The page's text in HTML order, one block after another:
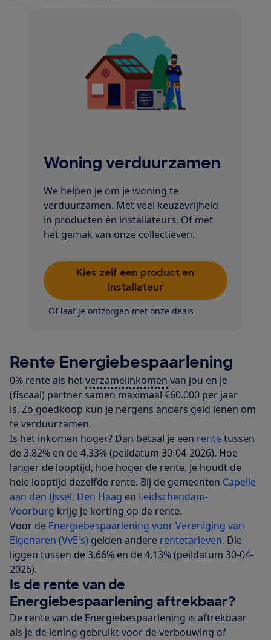
Woning verduurzamen
We helpen je om je woning te
verduurzamen. Met veel keuzevrijheid
in producten én installateurs. Of met
het gemak van onze collectieven.
Kies zelf een product en
installateur
Of laat je ontzorgen met onze deals
Rente Energiebespaarlening
0% rente als hetverzamelinkomen van jou en je
(fiscaal) partner samen maximaal €60.000 per jaar
is. Zo goedkoop kun je nergens anders geld lenen om
te verduurzamen.
Is het inkomen hoger? Dan betaal je een rentetussen
de 3,82% en de 4,33% (peildatum 30-04-2026). Hoe
langer de looptijd, hoe hoger de rente. Je houdt de
hele looptijd dezelfde rente. Bij de gemeenten Capelle
aan den IJssel, Den Haag en Leidschendam-
Voorburg krijg je korting op de rente.
Voor de Energiebespaarlening voor Vereniging van
Eigenaren (VvE's) gelden andere rentetarieven. Die
liggen tussen de 3,66% en de 4,13% (peildatum 30-04-
2026).
Is de rente van de
Energiebespaarlening aftrekbaar?
De rente van de Energiebespaarlening is aftrekbaar
als je de lening gebruikt voor de verbouwing of